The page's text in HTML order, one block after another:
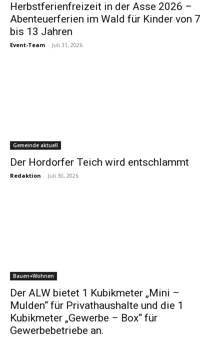
Herbstferienfreizeit in der Asse 2026 –
Abenteuerferien im Wald für Kinder von 7
bis 13 Jahren
Event-Team - Juli 31, 2026
Gemeinde aktuell
Der Hordorfer Teich wird entschlammt
Redaktion - Juli 30, 2026
Bauen+Wohnen
Der ALW bietet 1 Kubikmeter „Mini –
Mulden“ für Privathaushalte und die 1
Kubikmeter „Gewerbe – Box“ für
Gewerbebetriebe an.